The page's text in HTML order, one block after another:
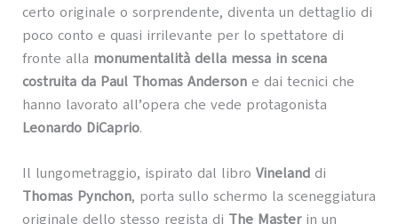
certo originale o sorprendente, diventa un dettaglio di
poco conto e quasi irrilevante per lo spettatore di
fronte alla monumentalità della messa in scena
costruita da Paul Thomas Andersone dai tecnici che
hanno lavorato all’opera che vede protagonista
Leonardo DiCaprio.
Il lungometraggio, ispirato dal libro Vinelanddi
Thomas Pynchon, porta sullo schermo la sceneggiatura
originale dello stesso regista di The Masterin un